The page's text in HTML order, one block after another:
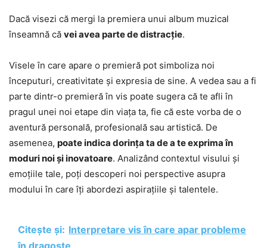
Dacă visezi că mergi la premiera unui album muzical
înseamnă că vei avea parte de distracție.
Visele în care apare o premieră pot simboliza noi
începuturi, creativitate și expresia de sine. A vedea sau a fi
parte dintr-o premieră în vis poate sugera că te afli în
pragul unei noi etape din viața ta, fie că este vorba de o
aventură personală, profesională sau artistică. De
asemenea, poate indica dorința ta de a te exprima în
moduri noi și inovatoare. Analizând contextul visului și
emoțiile tale, poți descoperi noi perspective asupra
modului în care îți abordezi aspirațiile și talentele.
Citește și: Interpretare vis în care apar probleme